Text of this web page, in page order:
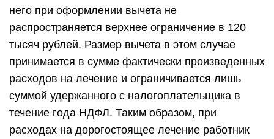
него при оформлении вычета не
распространяется верхнее ограничение в 120
тысяч рублей. Размер вычета в этом случае
принимается в сумме фактически произведенных
расходов на лечение и ограничивается лишь
суммой удержанного с налогоплательщика в
течение года НДФЛ. Таким образом, при
расходах на дорогостоящее лечение работник